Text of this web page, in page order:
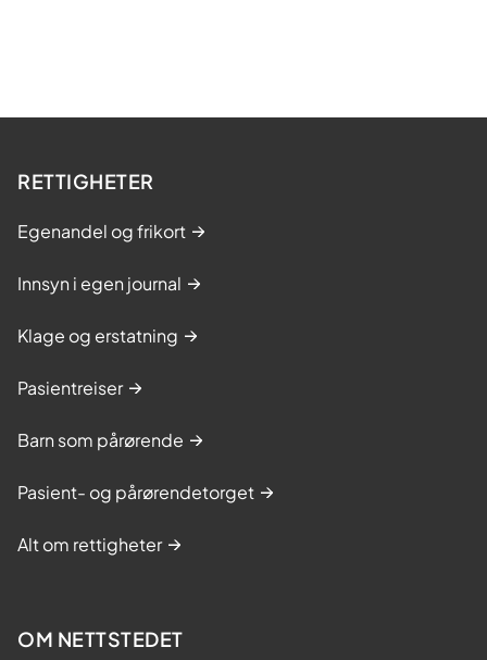
RETTIGHETER
Egenandel og frikort
Innsyn i egen journal
Klage og erstatning
Pasientreiser
Barn som pårørende
Pasient- og pårørendetorget
Alt om rettigheter
OM NETTSTEDET